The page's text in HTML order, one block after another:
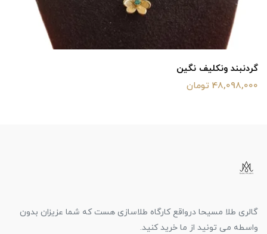
گردنبند ونکلیف نگین
48,098,000 تومان
گالری طلا مسیحا درواقع کارگاه طلاسازی هست که شما عزیزان بدون
واسطه می تونید از ما خرید کنید.